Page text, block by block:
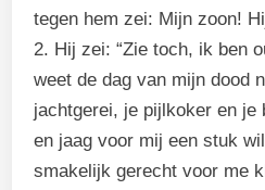
tegen hem zei: Mijn zoon!
2. Hij zei: “Zie toch, ik ben
weet de dag van mijn dood
jachtgerei, je pijlkoker en je
en jaag voor mij een stuk
smakelijk gerecht voor me